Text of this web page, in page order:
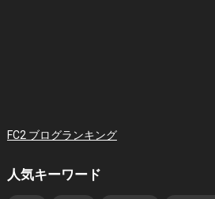
FC2 ブログランキング
人気キーワード